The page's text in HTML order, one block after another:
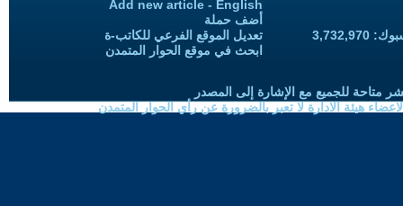
Add new article - English
أضف حملة
تعديل الموقع الفرعي للكاتب-ة
ابحث في موقع الحوار المتمدن
متاحة للجميع مع الإشارة إلى المصدر
هيئة الادارة لا تعبر بالضرورة عن رأي الحوار المتمدن